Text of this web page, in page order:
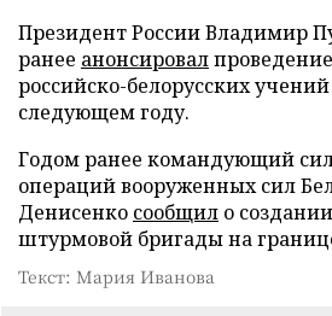
Президент России Владимир
ранее анонсировал
российско-белорусских
следующем году.
Годом ранее командующий
операций вооруженных сил
Денисенко сообщил о
штурмовой бригады на
Текст: Мария Иванова